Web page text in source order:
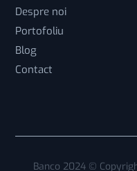
Despre noi
Portofoliu
Blog
Contact
Banco 2024 ©